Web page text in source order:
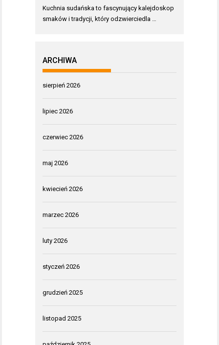
Kuchnia sudańska to fascynujący kalejdoskop
smaków i tradycji, który odzwierciedla …
ARCHIWA
sierpień 2026
lipiec 2026
czerwiec 2026
maj 2026
kwiecień 2026
marzec 2026
luty 2026
styczeń 2026
grudzień 2025
listopad 2025